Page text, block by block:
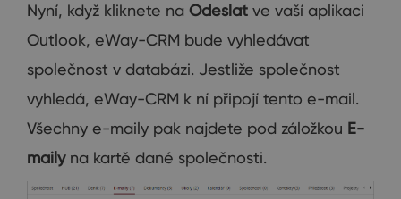
Nyní, když kliknete na Odeslat ve vaší aplikaci
Outlook, eWay-CRM bude vyhledávat
společnost v databázi. Jestliže společnost
vyhledá, eWay-CRM k ní připojí tento e-mail.
Všechny e-maily pak najdete pod záložkou E-
mailyna kartě dané společnosti.